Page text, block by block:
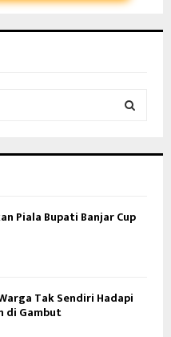
H
Piala Bupati Banjar Cup
Tak Sendiri Hadapi
di Gambut